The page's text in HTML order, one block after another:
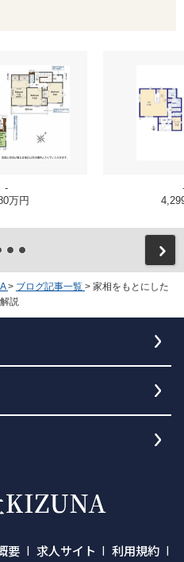
-
万円
> ブログ記事一覧 > 家相をもとにした
説
要 求人サイト
利用規約